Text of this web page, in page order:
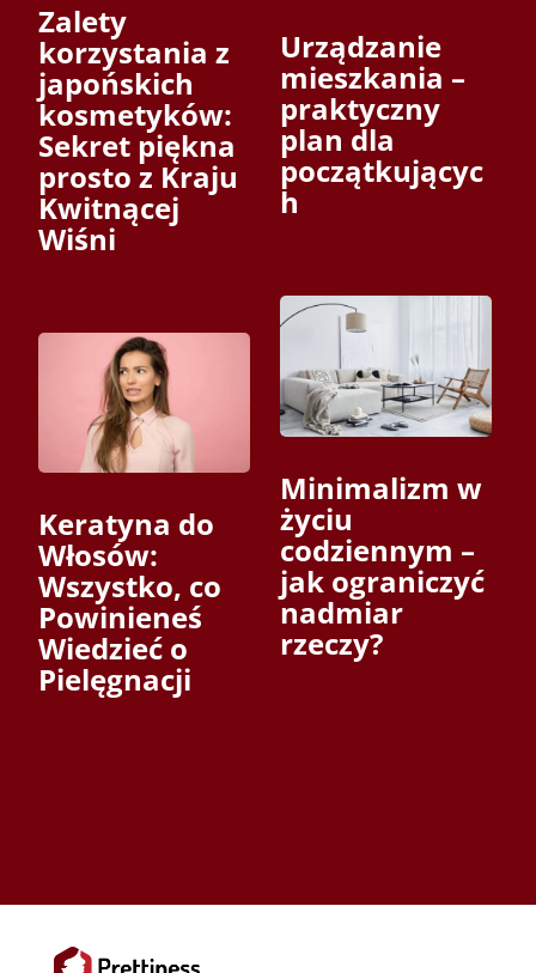
Zalety
korzystania z
japońskich
kosmetyków:
Sekret piękna
prosto z Kraju
Kwitnącej
Wiśni
Keratyna do
Włosów:
Wszystko, co
Powinieneś
Wiedzieć o
Pielęgnacji
Urządzanie
mieszkania –
praktyczny
plan dla
początkującyc
h
Minimalizm w
życiu
codziennym –
jak ograniczyć
nadmiar
rzeczy?